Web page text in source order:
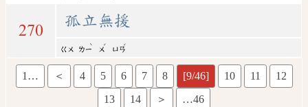
270
孤立無援
ㄍㄨ ㄌㄧ
ˋ
ㄨ
ˊ
ㄩㄢ
ˊ
1… ＜ 4 5 6 7 8 [9/46] 10 11
12
13
14 ＞ …46